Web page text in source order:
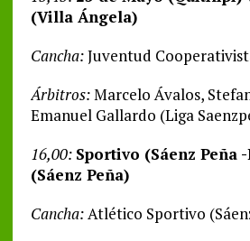
(Villa Ángela)
Cancha:Juventud
Árbitros:Marcelo Ávalos,
Emanuel Gallardo (Liga
16,00: Sportivo (Sáenz Peña
(Sáenz Peña)
Cancha:Atlético Sportivo